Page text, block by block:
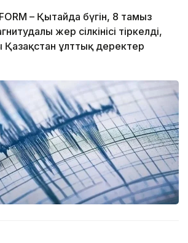
– Қытайда бүгін, 8 тамыз
жер сілкінісі тіркелді,
Қазақстан ұлттық деректер